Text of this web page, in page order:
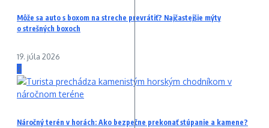
Môže sa auto s boxom na streche prevrátiť? Najčastejšie mýty
o strešných boxoch
19. júla 2026
2
Náročný terén v horách: Ako bezpečne prekonať stúpanie a kamene?